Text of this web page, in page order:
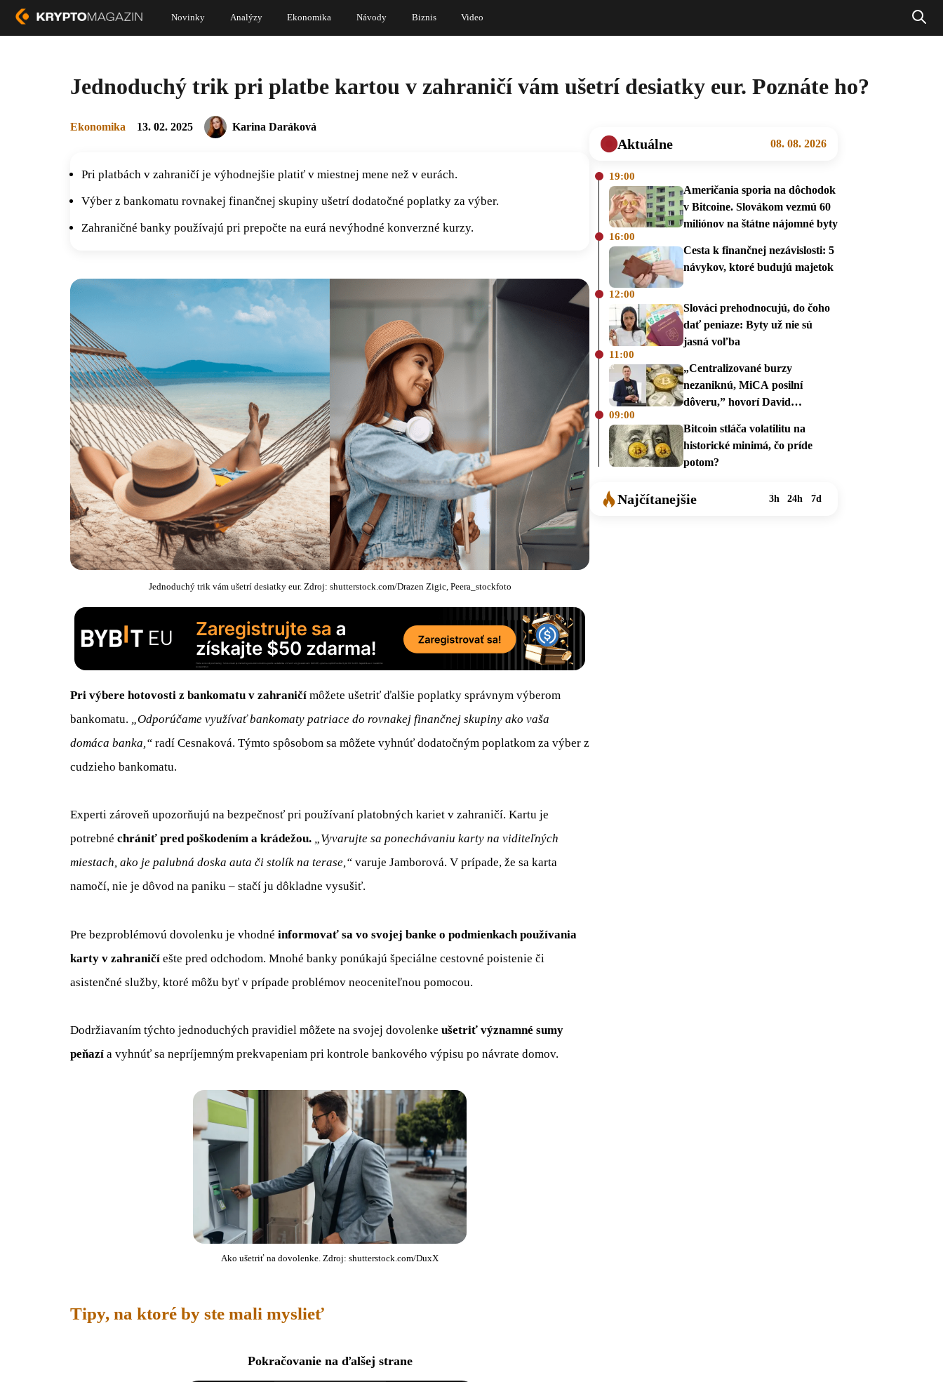
Novinky Analýzy Ekonomika Návody Biznis Video
Jednoduchý trik pri platbe kartou v zahraničí vám ušetrí desiatky eur. Poznáte ho?
Ekonomika 13. 02. 2025 Karina Daráková
Pri platbách v zahraničí je výhodnejšie platiť v miestnej mene než v eurách.
Výber z bankomatu rovnakej finančnej skupiny ušetrí dodatočné poplatky za výber.
Zahraničné banky používajú pri prepočte na eurá nevýhodné konverzné kurzy.
Jednoduchý trik vám ušetrí desiatky eur. Zdroj: shutterstock.com/Drazen Zigic, Peera_stockfoto
Pri výbere hotovosti z bankomatu v zahraničí môžete ušetriť ďalšie poplatky správnym výberom
bankomatu. „Odporúčame využívať bankomaty patriace do rovnakej finančnej skupiny ako vaša
domáca banka,“ radí Cesnaková. Týmto spôsobom sa môžete vyhnúť dodatočným poplatkom za výber z
cudzieho bankomatu.
Experti zároveň upozorňujú na bezpečnosť pri používaní platobných kariet v zahraničí. Kartu je
potrebné chrániť pred poškodením a krádežou. „Vyvarujte sa ponechávaniu karty na viditeľných
miestach, ako je palubná doska auta či stolík na terase,“ varuje Jamborová. V prípade, že sa karta
namočí, nie je dôvod na paniku – stačí ju dôkladne vysušiť.
Pre bezproblémovú dovolenku je vhodné informovať sa vo svojej banke o podmienkach používania
karty v zahraničí ešte pred odchodom. Mnohé banky ponúkajú špeciálne cestovné poistenie či
asistenčné služby, ktoré môžu byť v prípade problémov neoceniteľnou pomocou.
Dodržiavaním týchto jednoduchých pravidiel môžete na svojej dovolenke ušetriť významné sumy
peňazí a vyhnúť sa nepríjemným prekvapeniam pri kontrole bankového výpisu po návrate domov.
Ako ušetriť na dovolenke. Zdroj: shutterstock.com/DuxX
Tipy, na ktoré by ste mali myslieť
Pokračovanie na ďalšej strane
Aktuálne 08. 08. 2026
19:00
Američania sporia na dôchodok
v Bitcoine. Slovákom vezmú 60
miliónov na štátne nájomné byty
16:00
Cesta k finančnej nezávislosti: 5
návykov, ktoré budujú majetok
12:00
Slováci prehodnocujú, do čoho
dať peniaze: Byty už nie sú
jasná voľba
11:00
„Centralizované burzy
nezaniknú, MiCA posilní
dôveru,” hovorí David
09:00
Bitcoin stláča volatilitu na
historické minimá, čo príde
potom?
Najčítanejšie 3h 24h 7d